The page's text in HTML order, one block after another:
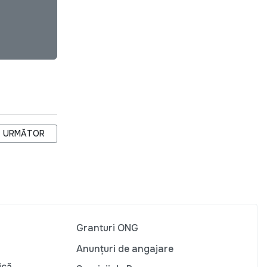
ARTICOLUL URMĂTOR: AGENDA CJI PENTRU LUNA MAI
URMĂTOR
Granturi ONG
Anunțuri de angajare